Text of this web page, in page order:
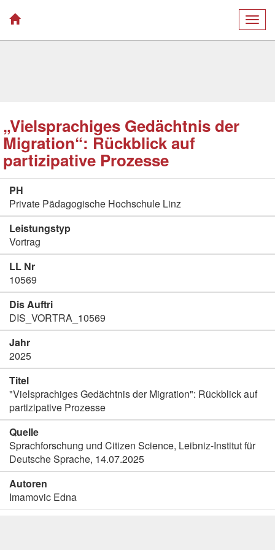
„Vielsprachiges Gedächtnis der
Migration“: Rückblick auf
partizipative Prozesse
PH
Private Pädagogische Hochschule Linz
Leistungstyp
Vortrag
LL Nr
10569
Dis Auftri
DIS_VORTRA_10569
Jahr
2025
Titel
"Vielsprachiges Gedächtnis der Migration": Rückblick auf
partizipative Prozesse
Quelle
Sprachforschung und Citizen Science, Leibniz-Institut für
Deutsche Sprache, 14.07.2025
Autoren
Imamovic Edna